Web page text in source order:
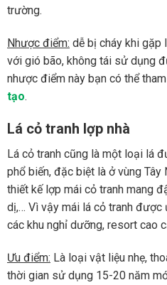
trường.
Nhược điểm: dễ bị cháy khi gặp
với gió bão, không tái sử dụng
nhược điểm này bạn có thể
tạo.
Lá cỏ tranh lợp nhà
Lá cỏ tranh cũng là một loại lá
phổ biến, đặc biệt là ở vùng
thiết kế lợp mái cỏ tranh mang
dị,… Vì vậy mái lá cỏ tranh được
các khu nghỉ dưỡng, resort cao
Ưu điểm: Là loại vật liệu nhẹ,
thời gian sử dụng 15-20 năm